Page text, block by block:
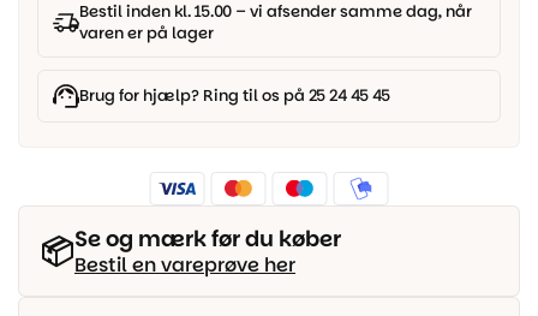
Smoked
Bestil inden kl. 15.00 – vi afsender samme dag, når
varen er på lager
Brug for hjælp? Ring til os på 25 24 45 45
📦Se og mærk før du køber
Bestil en vareprøve her